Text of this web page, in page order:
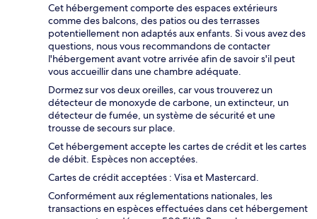
Cet hébergement comporte des espaces extérieurs
comme des balcons, des patios ou des terrasses
potentiellement non adaptés aux enfants. Si vous avez des
questions, nous vous recommandons de contacter
l'hébergement avant votre arrivée afin de savoir s'il peut
vous accueillir dans une chambre adéquate.
Dormez sur vos deux oreilles, car vous trouverez un
détecteur de monoxyde de carbone, un extincteur, un
détecteur de fumée, un système de sécurité et une
trousse de secours sur place.
Cet hébergement accepte les cartes de crédit et les cartes
de débit. Espèces non acceptées.
Cartes de crédit acceptées : Visa et Mastercard.
Conformément aux réglementations nationales, les
transactions en espèces effectuées dans cet hébergement